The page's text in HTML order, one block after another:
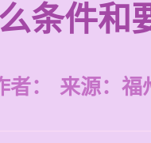
条件和
者： 来源： 福